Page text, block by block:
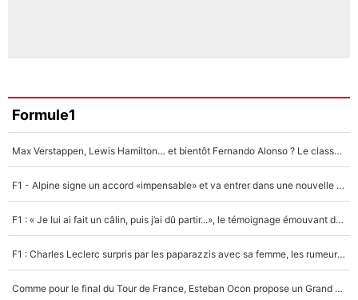
Formule1
Max Verstappen, Lewis Hamilton… et bientôt Fernando Alonso ? Le classement des pilotes les mieux payés en Formule 1 risque de changer !
F1 - Alpine signe un accord «impensable» et va entrer dans une nouvelle dimension : Grande nouvelle pour Pierre Gasly !
F1 : « Je lui ai fait un câlin, puis j’ai dû partir...», le témoignage émouvant de Max Verstappen sur sa fille
F1 : Charles Leclerc surpris par les paparazzis avec sa femme, les rumeurs étaient vraies !
Comme pour le final du Tour de France, Esteban Ocon propose un Grand Prix de Formule 1 à Paris : «Autour de l’Arc de Triomphe, ce serait génial» !